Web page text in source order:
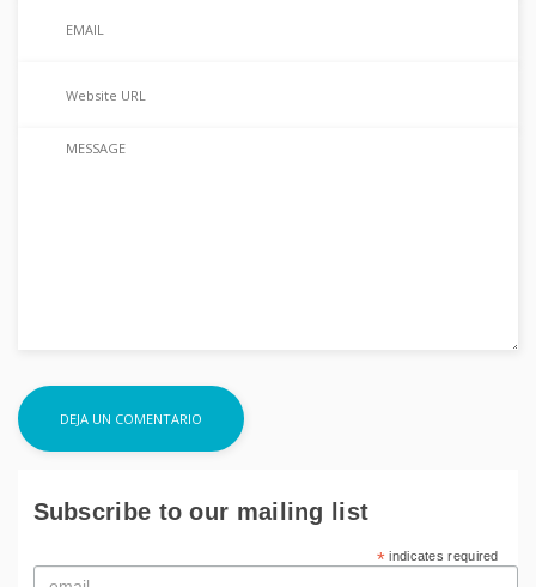
Subscribe to our mailing list
* indicates required
Email